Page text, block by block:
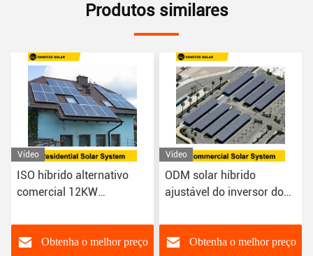
Produtos similares
Vídeo
ODM solar híbrido
ajustável do inversor dos
solares
Obtenha o melhor preço
Vídeo
Fase híbrida policristalina
150kw do sistema solar
Obtenha o melhor preço